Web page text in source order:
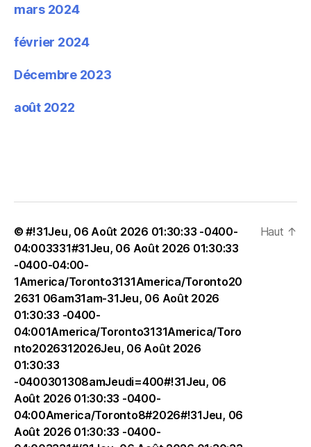
mars 2024
février 2024
Décembre 2023
août 2022
© #!31Jeu, 06 Août 2026 01:30:33 -0400-
04:003331#31Jeu, 06 Août 2026 01:30:33
-0400-04:00-
1America/Toronto3131America/Toronto20
2631 06am31am-31Jeu, 06 Août 2026
01:30:33 -0400-
04:001America/Toronto3131America/Toro
nto2026312026Jeu, 06 Août 2026
01:30:33
-0400301308amJeudi=400#!31Jeu, 06
Août 2026 01:30:33 -0400-
04:00America/Toronto8#2026#!31Jeu, 06
Août 2026 01:30:33 -0400-
Haut ↑